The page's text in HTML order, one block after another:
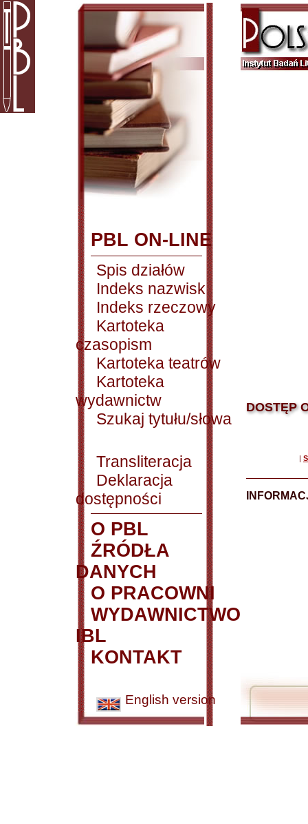
PBL ON-LINE
Spis działów
Indeks nazwisk
Indeks rzeczowy
Kartoteka
czasopism
Kartoteka teatrów
Kartoteka
wydawnictw
Szukaj tytułu/słowa
Transliteracja
Deklaracja
dostępności
O PBL
ŹRÓDŁA
DANYCH
O PRACOWNI
WYDAWNICTWO
IBL
KONTAKT
English version
DOSTĘP
|